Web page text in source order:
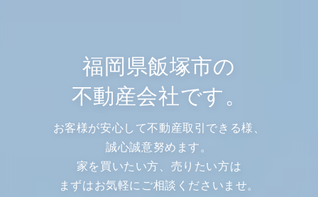
福岡県飯塚市の
不動産会社です。
お客様が安心して不動産取引できる様、
誠心誠意努めます。
家を買いたい方、売りたい方は
まずはお気軽にご相談くださいませ。